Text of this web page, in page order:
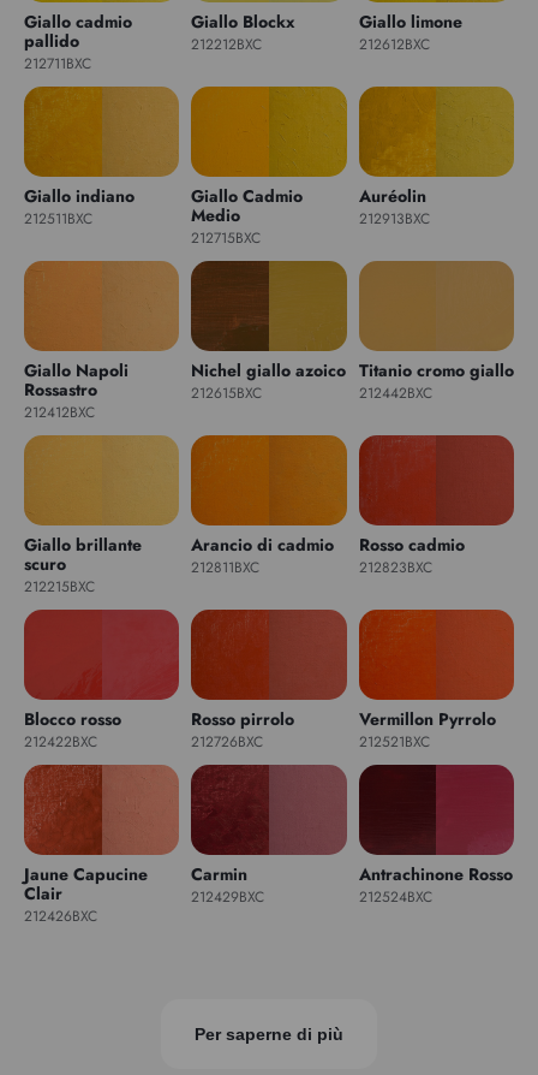
Giallo cadmio
pallido
212711BXC
Giallo Blockx
212212BXC
Giallo limone
212612BXC
Giallo indiano
212511BXC
Giallo Cadmio
Medio
212715BXC
Auréolin
212913BXC
Giallo Napoli
Rossastro
212412BXC
Nichel giallo azoico
212615BXC
Titanio cromo giallo
212442BXC
Giallo brillante
scuro
212215BXC
Arancio di cadmio
212811BXC
Rosso cadmio
212823BXC
Blocco rosso
212422BXC
Rosso pirrolo
212726BXC
Vermillon Pyrrolo
212521BXC
Jaune Capucine
Clair
212426BXC
Carmin
212429BXC
Antrachinone Rosso
212524BXC
Per saperne di più